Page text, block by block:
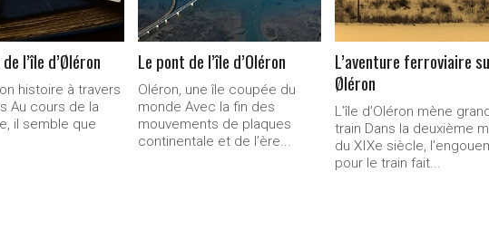
l’île d’Øléron
histoire à travers
Au cours de la
il semble que
Le pont de l’île d’Oléron
Oléron, une île coupée du
monde Avec la fin des
mouvements de plaques
continentale et de l’ère...
L’aventure ferroviaire
Øléron
L’île d’Oléron mène
train Dans la deuxième
du XIXe siècle,
pour le train fait...